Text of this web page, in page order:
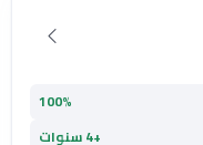
100%
+4 سنوات